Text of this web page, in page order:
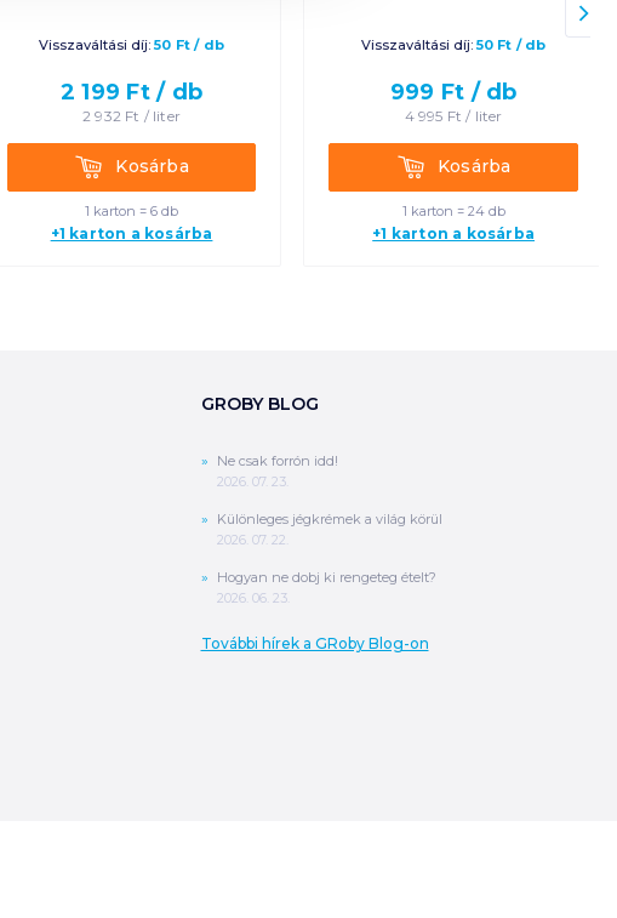
Visszaváltási díj: 50 Ft / db
2 199 Ft / db
2 932 Ft / liter
KosárbaKosárba
1 karton = 6 db
+1 karton a kosárba
Visszaváltási díj: 50 Ft / db
999 Ft / db
4 995 Ft / liter
KosárbaKosárba
1 karton = 24 db
+1 karton a kosárba
GROBY BLOG
Ne csak forrón idd!
2026. 07. 23.
Különleges jégkrémek a világ körül
2026. 07. 22.
Hogyan ne dobj ki rengeteg ételt?
2026. 06. 23.
További hírek a GRoby Blog-on